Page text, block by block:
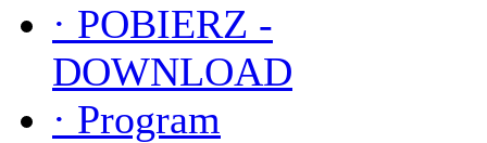
· POBIERZ -
DOWNLOAD
· Program